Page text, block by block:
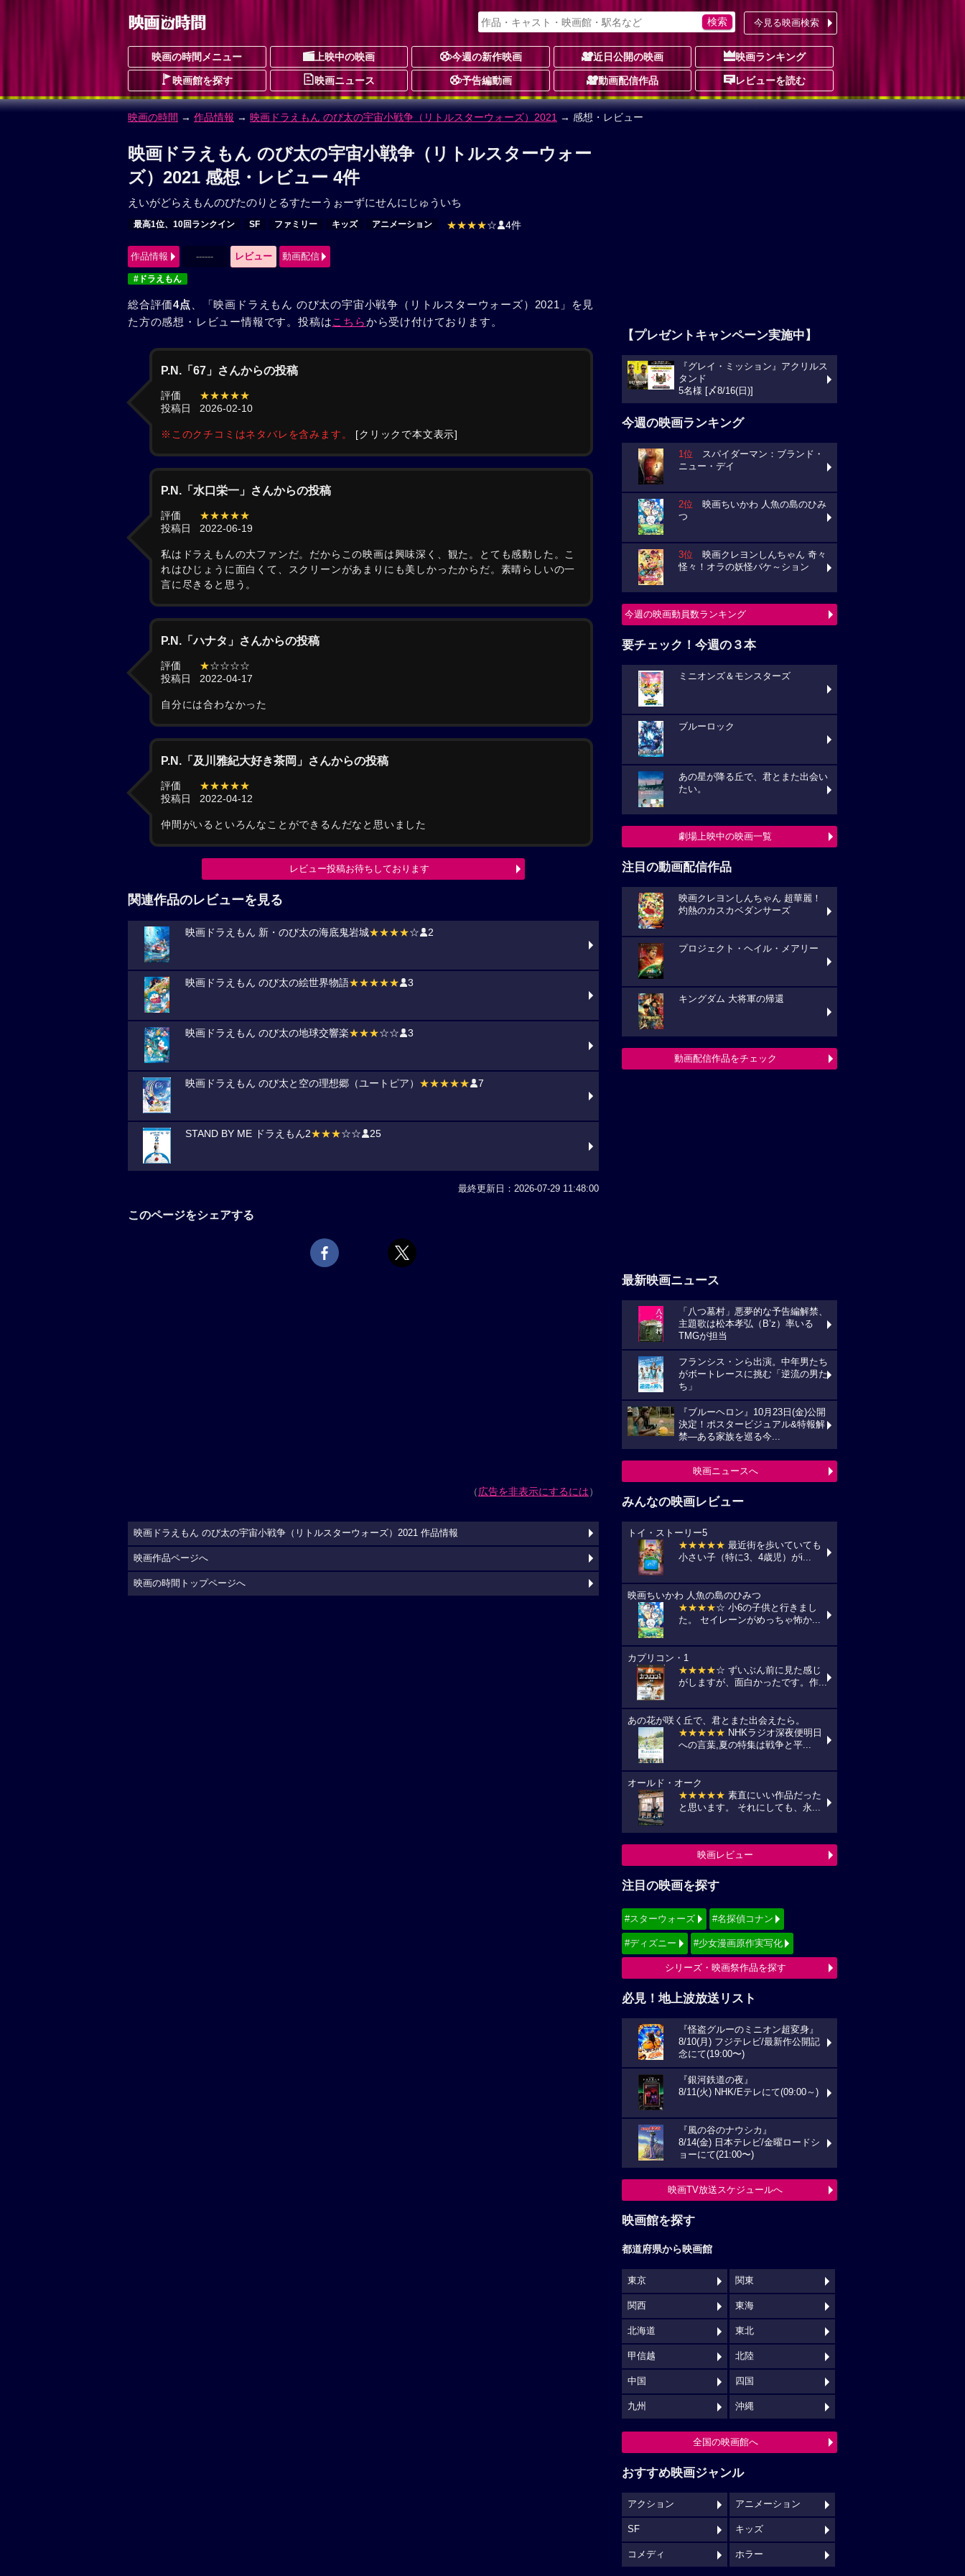
今見る映画検索
映画の時間メニュー 上映中の映画 今週の新作映画 近日公開の映画 映画ランキング
映画館を探す 映画ニュース 予告編動画 動画配信作品 レビューを読む
映画の時間 → 作品情報 → 映画ドラえもん のび太の宇宙小戦争（リトルスターウォーズ）2021 → 感想・レビュー
映画ドラえもん のび太の宇宙小戦争（リトルスターウォー
ズ）2021 感想・レビュー 4件
えいがどらえもんのびたのりとるすたーうぉーずにせんにじゅういち
最高1位、10回ランクイン SF ファミリー キッズ アニメーション ★★★★☆ 4件
作品情報 ------ レビュー 動画配信
#ドラえもん
総合評価4点 、「映画ドラえもん のび太の宇宙小戦争（リトルスターウォーズ）2021」を見
た方の感想・レビュー情報です。投稿はこちらから受け付けております。
P.N.「67」さんからの投稿
評価
★★★★★
投稿日
2026-02-10
※このクチコミはネタバレを含みます。 [クリックで本文表示]
P.N.「水口栄一」さんからの投稿
評価
★★★★★
投稿日
2022-06-19
私はドラえもんの大ファンだ。だからこの映画は興味深く、観た。とても感動した。こ
れはひじょうに面白くて、スクリーンがあまりにも美しかったからだ。素晴らしいの一
言に尽きると思う。
P.N.「ハナタ」さんからの投稿
評価 ★☆☆☆☆
投稿日
2022-04-17
自分には合わなかった
P.N.「及川雅紀大好き茶岡」さんからの投稿
評価
★★★★★
投稿日
2022-04-12
仲間がいるといろんなことができるんだなと思いました
レビュー投稿お待ちしております
関連作品のレビューを見る
映画ドラえもん 新・のび太の海底鬼岩城★★★★☆ 2
映画ドラえもん のび太の絵世界物語★★★★★ 3
映画ドラえもん のび太の地球交響楽★★★☆☆ 3
映画ドラえもん のび太と空の理想郷（ユートピア） ★★★★★ 7
STAND BY ME ドラえもん2★★★☆☆ 25
最終更新日：2026-07-29 11:48:00
このページをシェアする
（広告を非表示にするには）
【プレゼントキャンペーン実施中】
『グレイ・ミッション』アクリルス
タンド
5名様 [〆8/16(日)]
今週の映画ランキング
1位 スパイダーマン：ブランド・
ニュー・デイ
2位 映画ちいかわ 人魚の島のひみ
つ
3位 映画クレヨンしんちゃん 奇々
怪々！オラの妖怪バケ～ション
今週の映画動員数ランキング
要チェック！今週の３本
ミニオンズ＆モンスターズ
ブルーロック
あの星が降る丘で、君とまた出会い
たい。
劇場上映中の映画一覧
注目の動画配信作品
映画クレヨンしんちゃん 超華麗！
灼熱のカスカベダンサーズ
プロジェクト・ヘイル・メアリー
キングダム 大将軍の帰還
動画配信作品をチェック
最新映画ニュース
「八つ墓村」悪夢的な予告編解禁、
主題歌は松本孝弘（B’z）率いる
TMGが担当
フランシス・ンら出演。中年男たち
がボートレースに挑む「逆流の男た
ち」
『ブルーヘロン』10月23日(金)公開
決定！ポスタービジュアル&特報解
禁―ある家族を巡る今...
映画ニュースへ
みんなの映画レビュー
トイ・ストーリー5
★★★★★ 最近街を歩いていても
小さい子（特に3、4歳児）がi...
映画ちいかわ 人魚の島のひみつ
★★★★☆ 小6の子供と行きまし
た。 セイレーンがめっちゃ怖か...
カプリコン・1
★★★★☆ ずいぶん前に見た感じ
がしますが、面白かったです。作...
あの花が咲く丘で、君とまた出会えたら。
★★★★★ NHKラジオ深夜便明日
への言葉,夏の特集は戦争と平...
オールド・オーク
★★★★★ 素直にいい作品だった
と思います。 それにしても、永...
映画レビュー
注目の映画を探す
#スターウォーズ #名探偵コナン
#ディズニー #少女漫画原作実写化
シリーズ・映画祭作品を探す
必見！地上波放送リスト
『怪盗グルーのミニオン超変身』
8/10(月) フジテレビ/最新作公開記
念にて(19:00〜)
『銀河鉄道の夜』
8/11(火) NHK/Eテレにて(09:00～)
『風の谷のナウシカ』
8/14(金) 日本テレビ/金曜ロードシ
ョーにて(21:00〜)
映画TV放送スケジュールへ
映画館を探す
都道府県から映画館
東京 関東
関西 東海
北海道 東北
甲信越 北陸
中国 四国
九州 沖縄
全国の映画館へ
おすすめ映画ジャンル
アクション アニメーション
SF キッズ
コメディ ホラー
映画ドラえもん のび太の宇宙小戦争（リトルスターウォーズ）2021 作品情報
映画作品ページへ
映画の時間トップページへ